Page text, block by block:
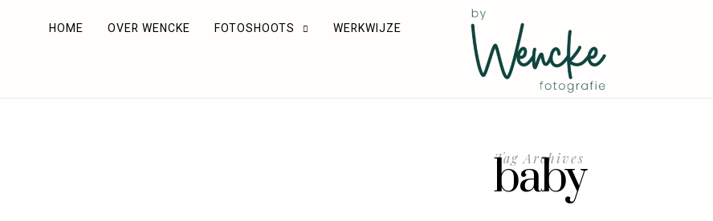
HOME OVER WENCKE FOTOSHOOTS WERKWIJZE
Tag Archives
baby